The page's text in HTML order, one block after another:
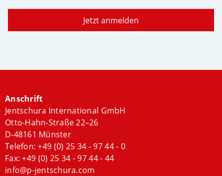
Jetzt anmelden
Anschrift
Jentschura International GmbH
Otto-Hahn-Straße 22–26
D-48161 Münster
Telefon:+49 (0) 25 34 - 97 44 - 0
Fax: +49 (0) 25 34 - 97 44 - 44
info@p-jentschura.com